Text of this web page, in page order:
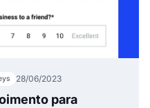
28/06/2023
para